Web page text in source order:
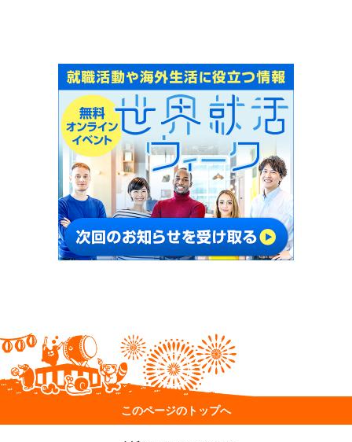
このページのトップへ